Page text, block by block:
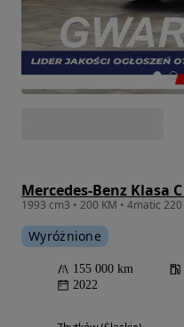
Wyróżnione
155 000 km
2022